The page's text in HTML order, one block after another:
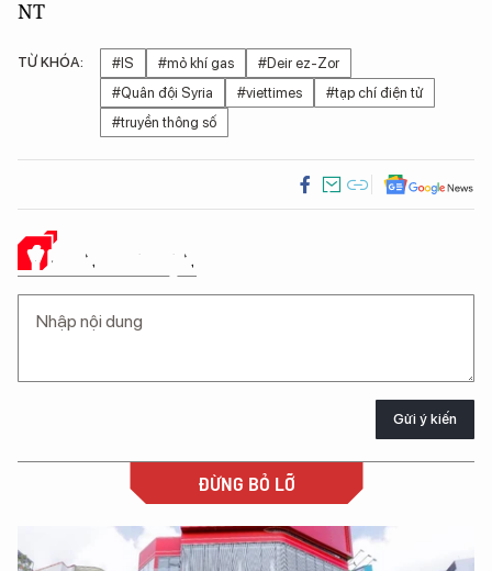
NT
TỪ KHÓA: #IS #mỏ khí gas
#Deir ez-Zor
#Quân đội Syria
#viettimes
#tạp chí điện tử
#truyền thông số
Ý KIẾN CỦA BẠN
Gửi ý kiến
ĐỪNG BỎ LỠ